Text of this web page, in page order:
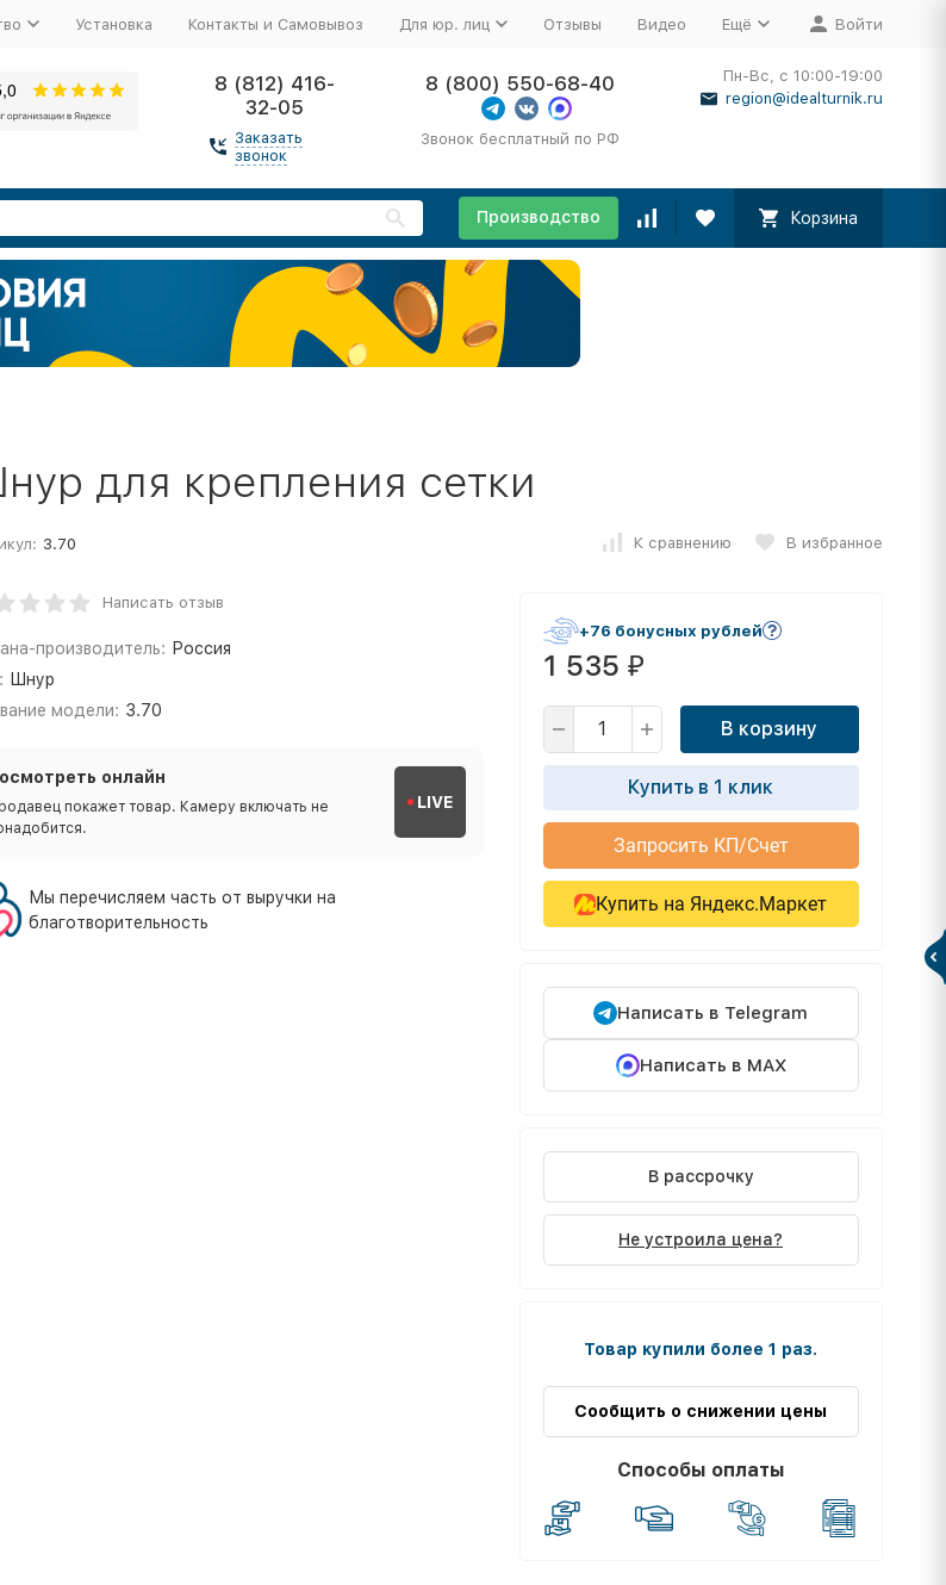
Установка Контакты и Самовывоз Для юр. лиц Отзывы Видео Ещё Войти
8 (812) 416-
32-05
Заказать
звонок
8 (800) 550-68-40
Звонок бесплатный по РФ
Пн-Вс, с 10:00-19:00
region@idealturnik.ru
Производство Корзина
для крепления сетки
3.70 К сравнению В избранное
Написать отзыв
производитель: Россия
Шнур
модели: 3.70
онлайн
покажет товар. Камеру включать не
LIVE
Мы перечисляем часть от выручки на
благотворительность
+76 бонусных рублей
1 535 ₽
В корзину
Купить в 1 клик
Запросить КП/Счет
Купить на Яндекс.Маркет
Написать в Telegram
Написать в MAX
В рассрочку
Не устроила цена?
Товар купили более 1 раз.
Сообщить о снижении цены
Способы оплаты